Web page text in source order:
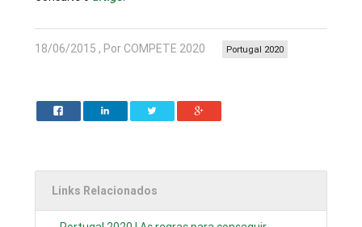
18/06/2015 , Por COMPETE 2020 Portugal 2020
Links Relacionados